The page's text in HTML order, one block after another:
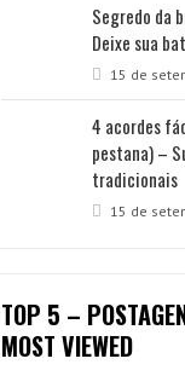
Segredo da
Deixe sua
15 de
4 acordes
pestana) –
tradicionais
15 de
TOP 5 –
MOST VIEWED